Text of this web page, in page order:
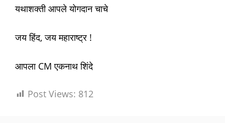
यथाशक्ती आपले योगदान चाचे
जय हिंद, जय महाराष्ट्र !
आपला CM एकनाथ शिंदे
Post Views: 812